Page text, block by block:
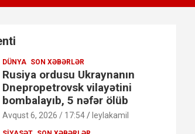
DÜNYA SON XƏBƏRLƏR
Rusiya ordusu Ukraynanın
Dnepropetrovsk vilayətini
bombalayıb, 5 nəfər ölüb
Avqust 6, 2026 / 17:54 leylakamil